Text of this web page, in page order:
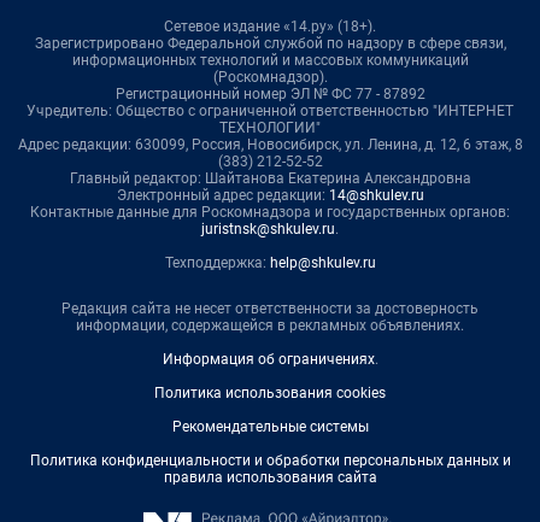
Сетевое издание «14.ру» (18+).
Зарегистрировано Федеральной службой по надзору в сфере связи,
информационных технологий и массовых коммуникаций
(Роскомнадзор).
Регистрационный номер ЭЛ № ФС 77 - 87892
Учредитель: Общество с ограниченной ответственностью "ИНТЕРНЕТ
ТЕХНОЛОГИИ"
Адрес редакции: 630099, Россия, Новосибирск, ул. Ленина, д. 12, 6 этаж, 8
(383) 212-52-52
Главный редактор: Шайтанова Екатерина Александровна
Электронный адрес редакции: 14@shkulev.ru
Контактные данные для Роскомнадзора и государственных органов:
juristnsk@shkulev.ru.
Техподдержка: help@shkulev.ru
Редакция сайта не несет ответственности за достоверность
информации, содержащейся в рекламных объявлениях.
Информация об ограничениях.
Политика использования cookies
Рекомендательные системы
Политика конфиденциальности и обработки персональных данных и
правила использования сайта